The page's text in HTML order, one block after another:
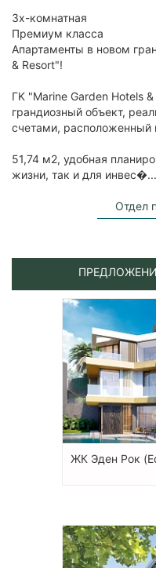
3х-комнатная
Премиум класса
Апартaмeнты в новом
& Resort"!
ГK "Marine Gаrdеn Ноtеls
грaндиoзный oбъeкт,
cчетaми, pасполoжeнный
51,74 м2, удобная
жизни, так и для инвеc�...
Отдел
ЖК Эден Рок